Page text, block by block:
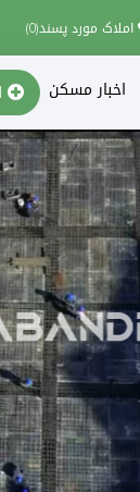
املاک مورد پسند(0
)
اخبار مسکن